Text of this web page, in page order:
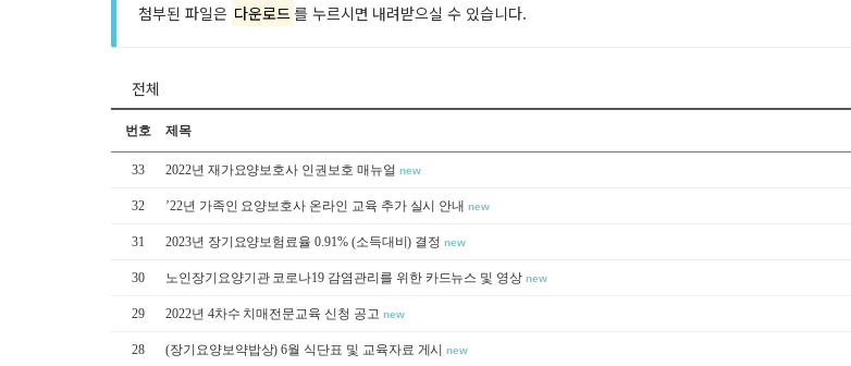
첨부된 파일은 다운로드를 누르시면 내려받으실 수 있습니다.
전체
번호 제목
33 2022년 재가요양보호사 인권보호 매뉴얼 new
32 ’22년 가족인 요양보호사 온라인 교육 추가 실시 안내new
31 2023년 장기요양보험료율 0.91% (소득대비) 결정new
30 노인장기요양기관 코로나19 감염관리를 위한 카드뉴스 및 영상 new
29 2022년 4차수 치매전문교육 신청 공고 new
28 (장기요양보약밥상) 6월 식단표 및 교육자료 게시new